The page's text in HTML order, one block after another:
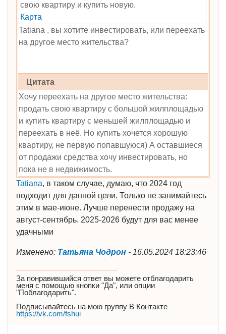
свою квартиру и купить новую.
Карта
Tatiana , вы хотите инвестировать, или переехать
на другое место жительства?
Цитата
Хочу переехать на другое место жительства:
продать свою квартиру с большой жилплощадью
и купить квартиру с меньшей жилплощадью и
переехать в неё. Но купить хочется хорошую
квартиру, не первую попавшуюся) А оставшиеся
от продажи средства хочу инвестировать, но
пока не в недвижимость.
Tatiana, в таком случае, думаю, что 2024 год
подходит для данной цели. Только не занимайтесь
этим в мае-июне. Лучше перенести продажу на
август-сентябрь. 2025-2026 будут для вас менее
удачными
Изменено: Татьяна Чодрон - 16.05.2024 18:23:46
За понравившийся ответ вы можете отблагодарить
меня с помощью кнопки "Да", или опции
"Поблагодарить".
Подписывайтесь на мою группу В Контакте
https://vk.com/fshui